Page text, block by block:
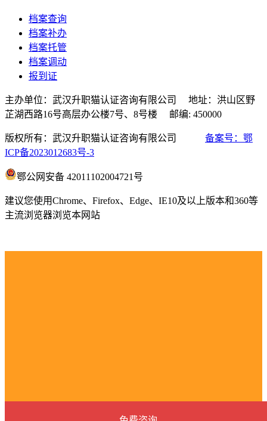
档案查询
档案补办
档案托管
档案调动
报到证
主办单位：武汉升职猫认证咨询有限公司 地址：洪山区野
芷湖西路16号高层办公楼7号、8号楼 邮编: 450000
版权所有：武汉升职猫认证咨询有限公司 备案号：鄂
ICP备2023012683号-3
鄂公网安备 42011102004721号
建议您使用Chrome、Firefox、Edge、IE10及以上版本和360等
主流浏览器浏览本网站